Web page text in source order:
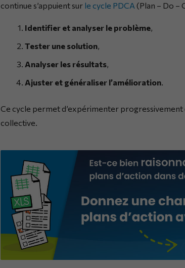
continue s’appuient sur le cycle PDCA (Plan – Do –
Identifier et analyser le problème,
Tester une solution,
Analyser les résultats,
Ajuster et généraliser l’amélioration.
Ce cycle permet d’expérimenter progressivement
collective.